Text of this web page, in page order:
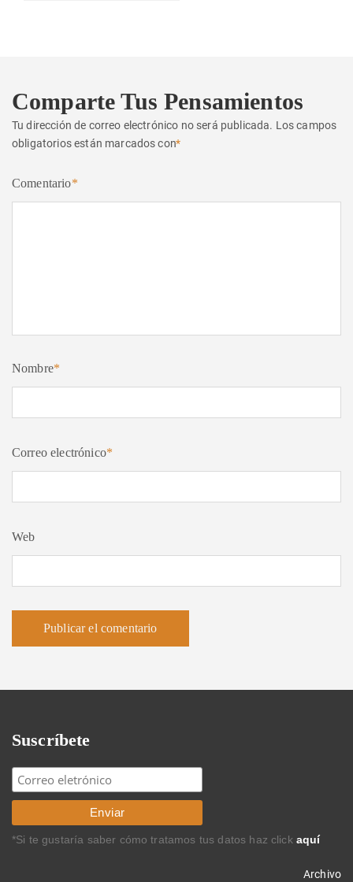
Comparte Tus Pensamientos
Tu dirección de correo electrónico no será publicada. Los campos
obligatorios están marcados con*
Comentario*
Nombre*
Correo electrónico*
Web
Suscríbete
*Si te gustaría saber cómo tratamos tus datos haz click aquí
Archivo